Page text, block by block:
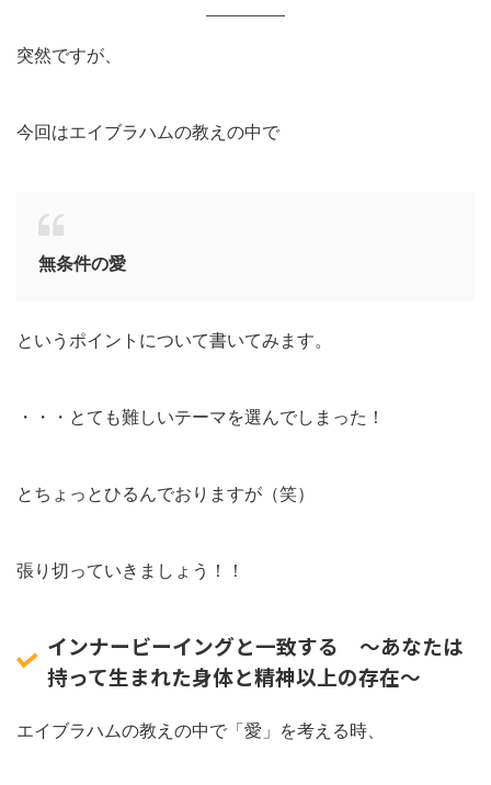
突然ですが、
今回はエイブラハムの教えの中で
無条件の愛
というポイントについて書いてみます。
・・・とても難しいテーマを選んでしまった！
とちょっとひるんでおりますが（笑）
張り切っていきましょう！！
インナービーイングと一致する 〜あなたは
持って生まれた身体と精神以上の存在〜
エイブラハムの教えの中で「愛」を考える時、